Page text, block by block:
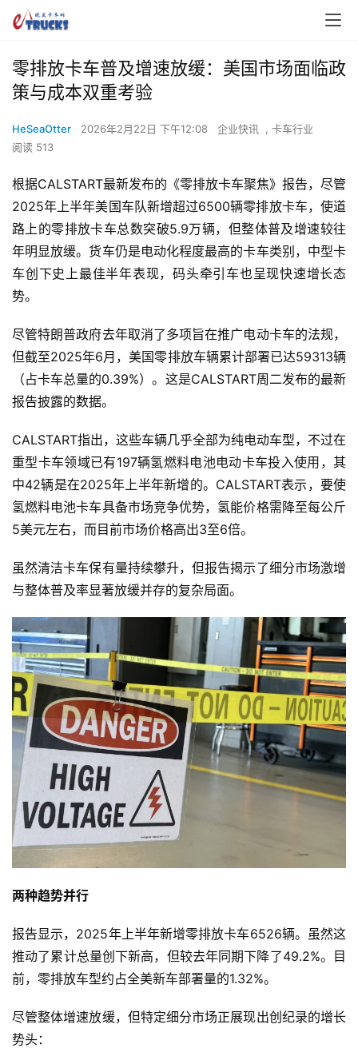
零排放卡车普及增速放缓：美国市场面临政
策与成本双重考验
HeSeaOtter 2026年2月22日 下午12:08 企业快讯 , 卡车行业
阅读 513
根据CALSTART最新发布的《零排放卡车聚焦》报告，尽管
2025年上半年美国车队新增超过6500辆零排放卡车，使道
路上的零排放卡车总数突破5.9万辆，但整体普及增速较往
年明显放缓。货车仍是电动化程度最高的卡车类别，中型卡
车创下史上最佳半年表现，码头牵引车也呈现快速增长态
势。
尽管特朗普政府去年取消了多项旨在推广电动卡车的法规，
但截至2025年6月，美国零排放车辆累计部署已达59313辆
（占卡车总量的0.39%）。这是CALSTART周二发布的最新
报告披露的数据。
CALSTART指出，这些车辆几乎全部为纯电动车型，不过在
重型卡车领域已有197辆氢燃料电池电动卡车投入使用，其
中42辆是在2025年上半年新增的。CALSTART表示，要使
氢燃料电池卡车具备市场竞争优势，氢能价格需降至每公斤
5美元左右，而目前市场价格高出3至6倍。
虽然清洁卡车保有量持续攀升，但报告揭示了细分市场激增
与整体普及率显著放缓并存的复杂局面。
两种趋势并行
报告显示，2025年上半年新增零排放卡车6526辆。虽然这
推动了累计总量创下新高，但较去年同期下降了49.2%。目
前，零排放车型约占全美新车部署量的1.32%。
尽管整体增速放缓，但特定细分市场正展现出创纪录的增长
势头：